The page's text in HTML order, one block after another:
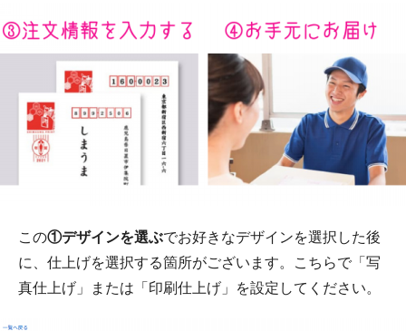
この①デザインを選ぶでお好きなデザインを選択した後
に、仕上げを選択する箇所がございます。こちらで「写
真仕上げ」または「印刷仕上げ」を設定してください。